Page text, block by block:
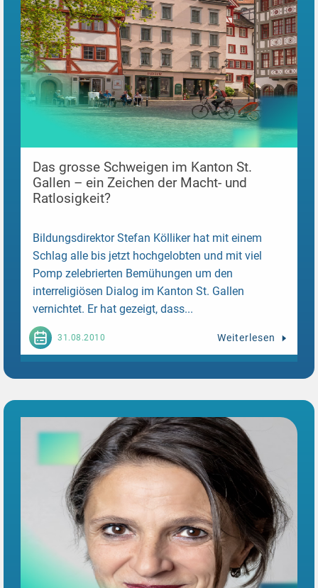
Das grosse Schweigen im Kanton St.
Gallen – ein Zeichen der Macht- und
Ratlosigkeit?
Bildungsdirektor Stefan Kölliker hat mit einem
Schlag alle bis jetzt hochgelobten und mit viel
Pomp zelebrierten Bemühungen um den
interreligiösen Dialog im Kanton St. Gallen
vernichtet. Er hat gezeigt, dass...
31.08.2010 Weiterlesen